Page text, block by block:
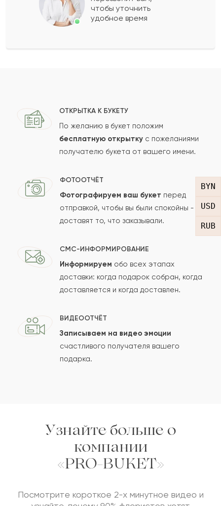
BYN
USD
RUB
Ваш e-mail
Отзыв
Сколько будет
Отзыв будет опубликован после проверки.
Проверяем на спам.
чтобы уточнить
удобное время
ОТКРЫТКА К БУКЕТУ
По желанию в букет положим
бесплатную открытку с пожеланиями
получателю букета от вашего имени.
ФОТООТЧЁТ
Фотографируем ваш букет перед
отправкой, чтобы вы были спокойны -
доставят то, что заказывали.
СМС-ИНФОРМИРОВАНИЕ
Информируем обо всех этапах
доставки: когда подарок собран, когда
доставляется и когда доставлен.
ВИДЕООТЧЁТ
Записываем на видео эмоции
счастливого получателя вашего
подарка.
Узнайте больше о
компании
«PRO-BUKET»
Посмотрите короткое 2-х минутное видео и